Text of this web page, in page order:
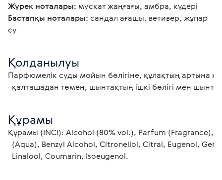
Жүрек ноталары: мускат жаңғағы, амбра, күдері
Бастапқы ноталары: сандал ағашы, ветивер, жұпар
су
Қолданылуы
Парфюмелік суды мойын бөлігіне, құлақтың артына
қалташадан төмен, шынтақтың ішкі бөлігі мен шынтақ
Құрамы
Құрамы (INCI): Alcohol (80% vol.), Parfum (Fragrance),
  Linalool, Coumarin, Isoeugenol.